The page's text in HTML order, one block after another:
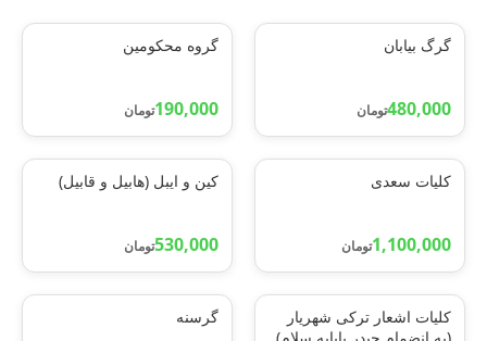
گرگ بیابان
480,000تومان
گروه محکومین
190,000تومان
کلیات سعدی
1,100,000تومان
کین و ایبل (هابیل و قابیل)
530,000تومان
کلیات اشعار ترکی شهریار
گرسنه